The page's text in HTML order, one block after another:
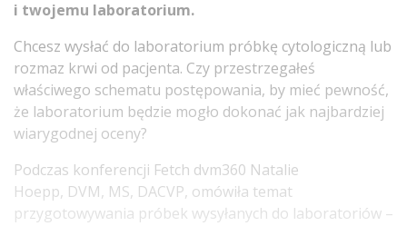
i twojemu laboratorium.
Chcesz wysłać do laboratorium próbkę cytologiczną lub
rozmaz krwi od pacjenta. Czy przestrzegałeś
właściwego schematu postępowania, by mieć pewność,
że laboratorium będzie mogło dokonać jak najbardziej
wiarygodnej oceny?
Podczas konferencji Fetch dvm360 Natalie
Hoepp, DVM, MS, DACVP, omówiła temat
przygotowywania próbek wysyłanych do laboratoriów –